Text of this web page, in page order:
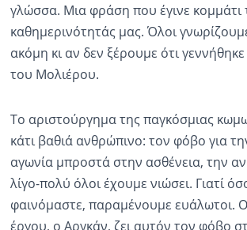
γλώσσα. Μια φράση που έγινε κομμάτι
καθημερινότητάς μας. Όλοι
ακόμη κι αν δεν ξέρουμε ότι
του Μολιέρου.
Το αριστούργημα της παγκόσμιας
κάτι βαθιά ανθρώπινο: τον φόβο για
αγωνία μπροστά στην ασθένεια, την
λίγο-πολύ όλοι έχουμε νιώσει. Γιατί
φαινόμαστε, παραμένουμε ευάλωτοι.
έργου, ο Αργκάν, ζει αυτόν τον φόβο